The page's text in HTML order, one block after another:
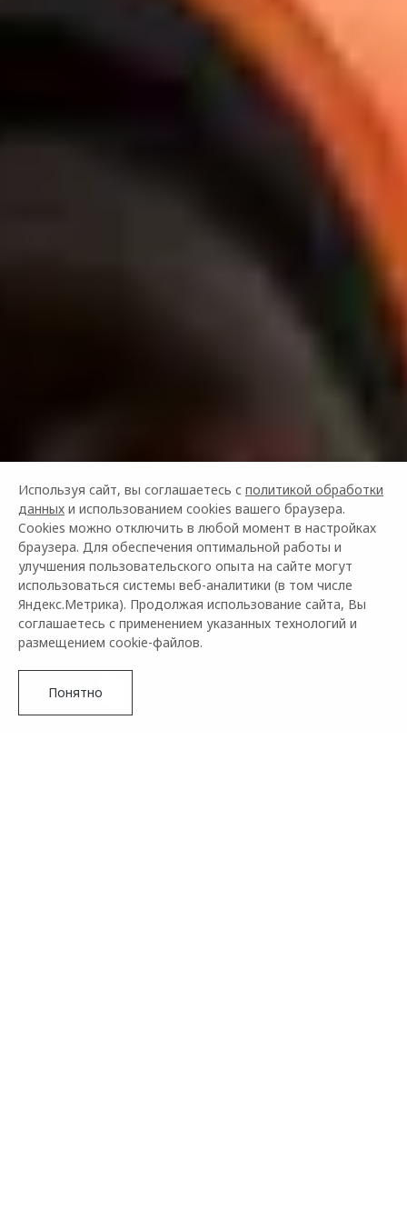
Используя сайт, вы соглашаетесь с политикой обработки
данных и использованием cookies вашего браузера.
Cookies можно отключить в любой момент в настройках
браузера. Для обеспечения оптимальной работы и
улучшения пользовательского опыта на сайте могут
использоваться системы веб-аналитики (в том числе
Яндекс.Метрика). Продолжая использование сайта, Вы
соглашаетесь с применением указанных технологий и
размещением cookie-файлов.
Понятно